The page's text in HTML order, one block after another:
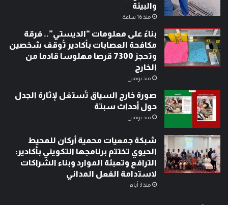
والبيئة
منذ 16 ساعة
بناءً على معلومات “الديستي”.. فرقة
مكافحة العصابات بأكادير تُوقف شخصين
وتحجز 7300 قرصا مهلوسا قادما من
الخارج
منذ يومين
صورة خارج السياق تُستغل لإثارة الجدل
حول أحداث سبتة
منذ يومين
شبكة جمعيات محمية أركان للمحيط
الحيوي تختتم برنامجها التكويني بأكادير:
الترافع وتعبئة الموارد وبناء الشراكات
لاستدامة الفعل المداني
منذ 3 أيام